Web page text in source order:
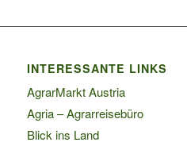
INTERESSANTE LINKS
AgrarMarkt Austria
Agria – Agrarreisebüro
Blick ins Land